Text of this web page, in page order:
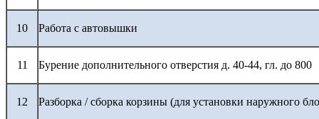
10 Работа с автовышки
11 Бурение дополнительного отверстия д. 40-44, гл. до 800
12 Разборка / сборка корзины (для установки наружного